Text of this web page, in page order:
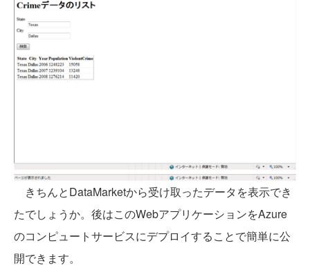
きちんとDataMarketから受け取ったデータを表示でき
たでしょうか。後はこのWebアプリケーションをAzure
のコンピュートサービスにデプロイすることで簡単に公
開できます。